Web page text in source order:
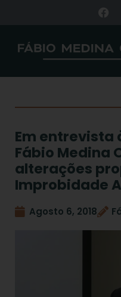
Em entrevista
Fábio Medina
alterações
Improbidade
Agosto 6, 2018